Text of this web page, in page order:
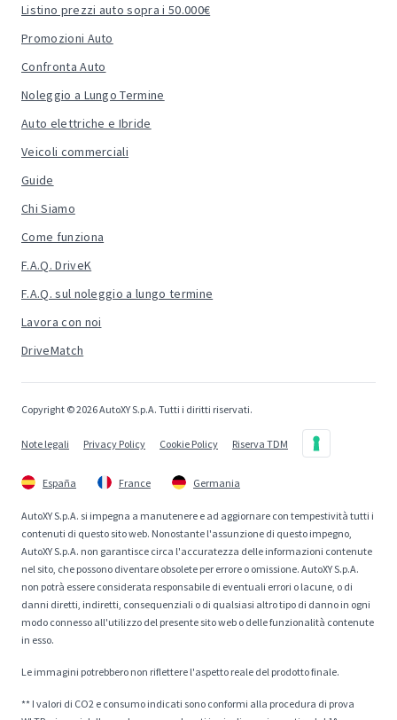
Listino prezzi auto sopra i 50.000€
Promozioni Auto
Confronta Auto
Noleggio a Lungo Termine
Auto elettriche e Ibride
Veicoli commerciali
Guide
Chi Siamo
Come funziona
F.A.Q. DriveK
F.A.Q. sul noleggio a lungo termine
Lavora con noi
DriveMatch
Copyright © 2026 AutoXY S.p.A. Tutti i diritti riservati.
Note legali Privacy Policy Cookie Policy Riserva TDM
España France Germania
AutoXY S.p.A. si impegna a manutenere e ad aggiornare con tempestività tutti i
contenuti di questo sito web. Nonostante l'assunzione di questo impegno,
AutoXY S.p.A. non garantisce circa l'accuratezza delle informazioni contenute
nel sito, che possono diventare obsolete per errore o omissione. AutoXY S.p.A.
non potrà essere considerata responsabile di eventuali errori o lacune, o di
danni diretti, indiretti, consequenziali o di qualsiasi altro tipo di danno in ogni
modo connesso all'utilizzo del presente sito web o delle funzionalità contenute
in esso.
Le immagini potrebbero non riflettere l'aspetto reale del prodotto finale.
** I valori di CO2 e consumo indicati sono conformi alla procedura di prova